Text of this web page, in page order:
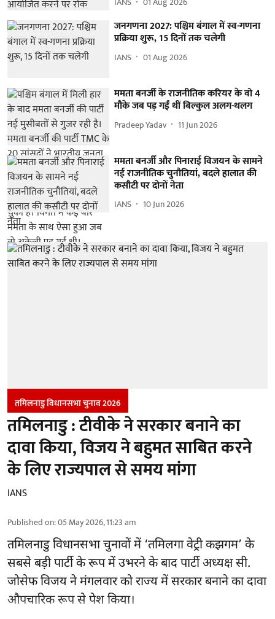
जनगणना 2027: पश्चिम बंगाल में स्व-गणना
प्रक्रिया शुरू, 15 दिनों तक चलेगी
IANS 01 Aug 2026
ममता बनर्जी के राजनीतिक करियर के वो 4
मौके जब पड़ गईं थीं बिल्कुल अलग-थलग
Pradeep Yadav 11 Jun 2026
ममता बनर्जी और पिनाराई विजयन के सामने
नई राजनीतिक चुनौतियां, बदले हालात की
कसौटी पर दोनों नेता
IANS 10 Jun 2026
तमिलनाडु विधानसभा चुनाव 2026
तमिलनाडु : टीवीके ने सरकार बनाने का
दावा किया, विजय ने बहुमत साबित करने
के लिए राज्यपाल से समय मांगा
IANS
Published on:05 May 2026, 11:23 am
तमिलनाडु विधानसभा चुनावों में ‘तमिलगा वेट्री कझगम’ के
सबसे बड़ी पार्टी के रूप में उभरने के बाद पार्टी अध्यक्ष सी.
जोसेफ विजय ने मंगलवार को राज्य में सरकार बनाने का दावा
औपचारिक रूप से पेश किया।